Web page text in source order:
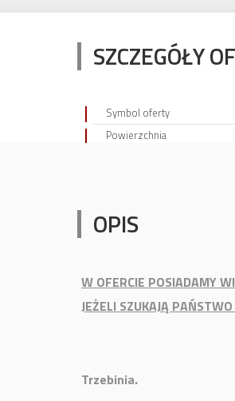
SZCZEGÓŁY
Symbol oferty
Powierzchnia
OPIS
W OFERCIE POSIADAMY
JEŻELI SZUKAJĄ
Trzebinia.